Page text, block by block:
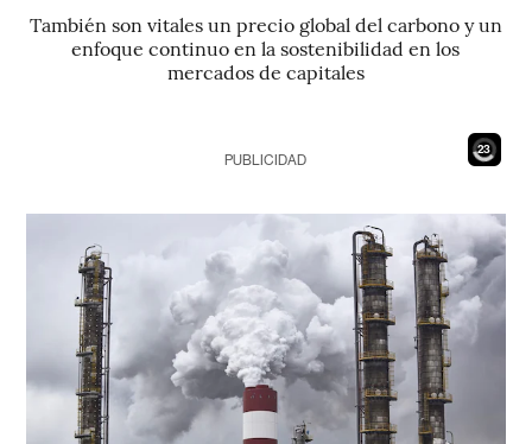
También son vitales un precio global del carbono y un
enfoque continuo en la sostenibilidad en los
mercados de capitales
21
PUBLICIDAD